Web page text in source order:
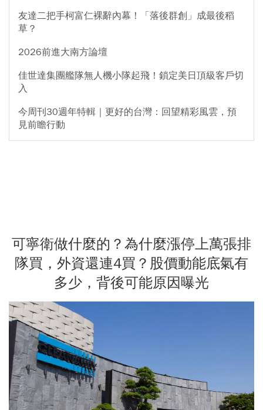
友達二把手柯富仁裸辭內幕！「落後群創」成最後稻
草？
2026前進大南方論壇
佳世達集團艦隊無人機小隊起飛！鎖定美日頂級客戶切
入
今周刊30週年特輯｜更好的台灣：回望精彩風雲，預
見前瞻行動
可寧衛做什麼的？為什麼漲停上萬張排
隊買，外資還連4買？股價動能底氣有
多少，背後可能原因曝光